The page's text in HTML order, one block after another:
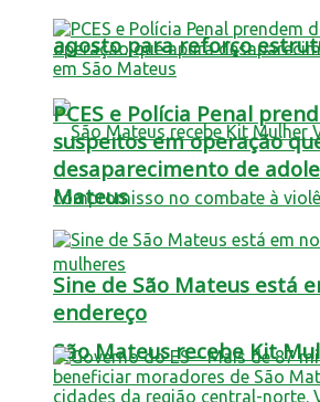
agosto para reforço
São Mateus recebe Kit
PCES e Polícia Penal
suspeitos em operação
desaparecimento de
Mateus
Sine de São Mateus está
endereço